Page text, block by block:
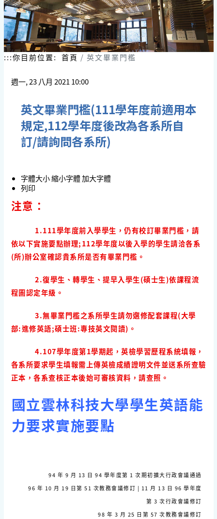
跳
到
主
要
內
容
區
:::你目前位置: 首頁 英文畢業門檻
週一, 23 八月 2021 10:00
英文畢業門檻(111學年度前適用本
規定,112學年度後改為各系所自
訂/請詢問各系所)
字體大小縮小字體加大字體
列印
注意：
1.111學年度前入學學生，仍有校訂畢業門檻，請
依以下實施要點辦理;112學年度以後入學的學生請洽各系
(所)辦公室確認貴系所是否有畢業門檻。
2.復學生、轉學生、提早入學生(碩士生)依課程流
程圖認定年級。
3.無畢業門檻之系所學生請勿選修配套課程(大學
部:進修英語;碩士班:專技英文閱讀)。
4.107學年度第1學期起，英檢學習歷程系統填報，
各系所要求學生填報需上傳英檢成績證明文件並送系所查驗
正本，各系查核正本後始可審核資料，請查照。
國立雲林科技大學學生英語能
力要求實施要點
94 年 9 月 13 日 94 學年度第 1 次期初擴大行政會議通過
96 年 10 月 19 日第 51 次教務會議修訂 | 11 月 13 日 96 學年度
第 3 次行政會議修訂
98 年 3 月 25 日第 57 次教務會議修訂